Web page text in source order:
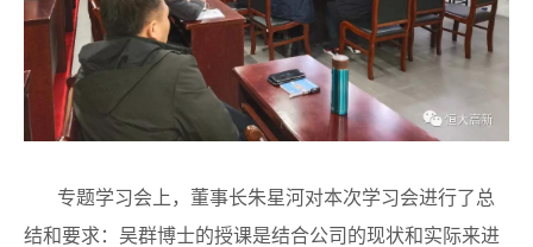
专题学习会上，董事长朱星河对本次学习会进行了总
结和要求：吴群博士的授课是结合公司的现状和实际来进